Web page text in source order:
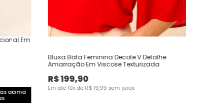
Em
acima
Blusa Bata Feminina Decote V Detalhe
Amarração Em Viscose Texturizada
R$199,90
Em até10x de R$ 19,99 sem juros